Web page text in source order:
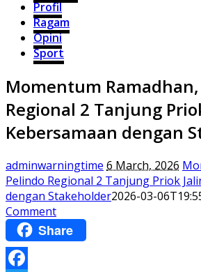
Profil
Ragam
Opini
Sport
Momentum
Regional 2 Tanjung
Kebersamaan dengan
adminwarningtime 6 March, 2026
Pelindo Regional 2 Tanjung Priok
dengan Stakeholder2026-03-
Comment
Share